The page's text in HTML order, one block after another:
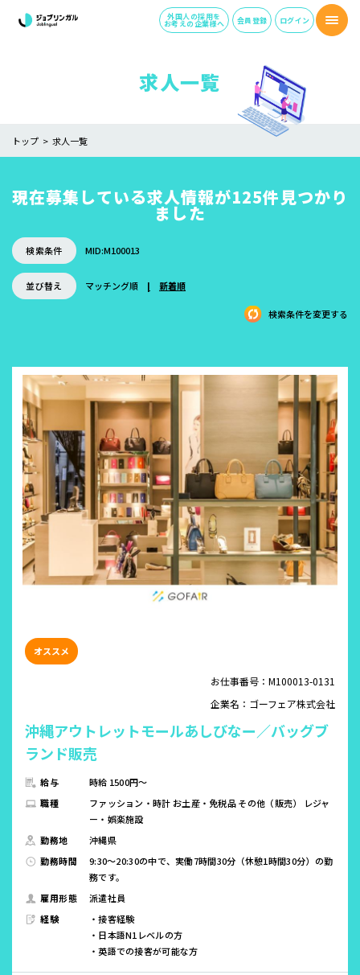
外国人の採用を
お考えの企業様へ 会員登録 ログイン
求人一覧
トップ 求人一覧
現在募集している求人情報が125件見つかり
ました
検索条件 MID:M100013
並び替え マッチング順 新着順
検索条件を変更する
お仕事番号：M100013-0131
企業名：ゴーフェア株式会社
沖縄アウトレットモールあしびなー／バッグブ
ランド販売
給与
時給 1500円～
職種
ファッション・時計 お土産・免税品 その他（販売） レジャ
ー・娯楽施設
勤務地
沖縄県
勤務時間
9:30～20:30の中で、実働7時間30分（休憩1時間30分）の勤
務です。
雇用形態
派遣社員
経験
・接客経験
・日本語N1レベルの方
・英語での接客が可能な方